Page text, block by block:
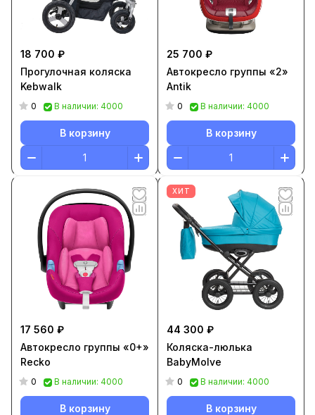
18 700 ₽
Прогулочная коляска
Kebwalk
0 В наличии: 4000
В корзину
25 700 ₽
Автокресло группы «2»
Antik
0 В наличии: 4000
В корзину
17 560 ₽
Автокресло группы «0+»
Recko
0 В наличии: 4000
В корзину
ХИТ
44 300 ₽
Коляска-люлька
BabyMolve
0 В наличии: 4000
В корзину